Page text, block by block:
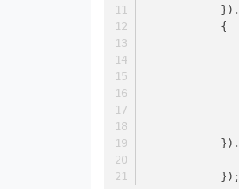
            }).
            {
            }).
            });